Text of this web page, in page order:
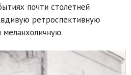
почти столетней
ретроспективную